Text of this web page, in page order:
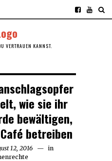
VERTRAUEN KANNST.
wie sie ihr
bewältigen,
betreiben
12, 2016Augustin